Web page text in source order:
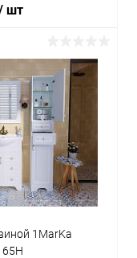
шт
корзину
Сравнение
Под заказ
1MarKa
65Н